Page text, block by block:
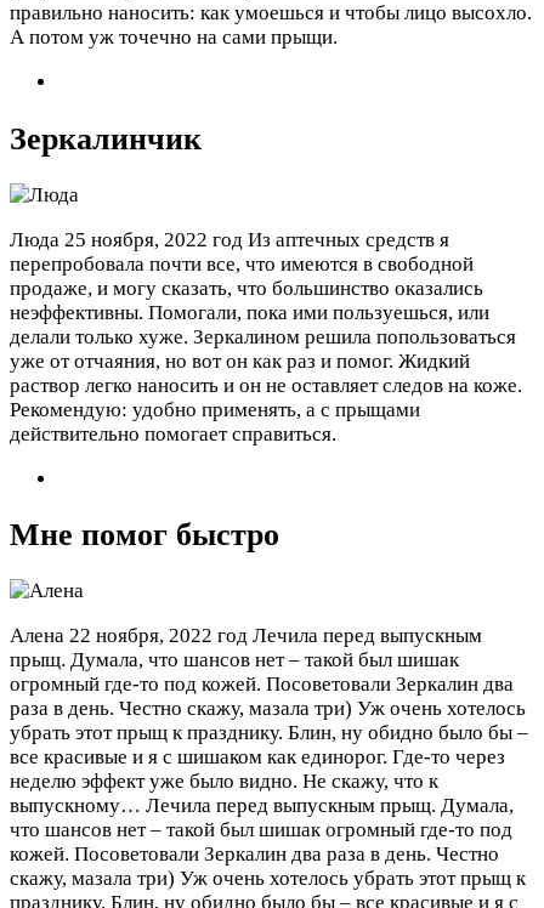
правильно наносить: как умоешься и чтобы лицо высохло.
А потом уж точечно на сами прыщи.
Зеркалинчик
Люда 25 ноября, 2022 год Из аптечных средств я
перепробовала почти все, что имеются в свободной
продаже, и могу сказать, что большинство оказались
неэффективны. Помогали, пока ими пользуешься, или
делали только хуже. Зеркалином решила попользоваться
уже от отчаяния, но вот он как раз и помог. Жидкий
раствор легко наносить и он не оставляет следов на коже.
Рекомендую: удобно применять, а с прыщами
действительно помогает справиться.
Мне помог быстро
Алена 22 ноября, 2022 год Лечила перед выпускным
прыщ. Думала, что шансов нет – такой был шишак
огромный где-то под кожей. Посоветовали Зеркалин два
раза в день. Честно скажу, мазала три) Уж очень хотелось
убрать этот прыщ к празднику. Блин, ну обидно было бы –
все красивые и я с шишаком как единорог. Где-то через
неделю эффект уже было видно. Не скажу, что к
выпускному… Лечила перед выпускным прыщ. Думала,
что шансов нет – такой был шишак огромный где-то под
кожей. Посоветовали Зеркалин два раза в день. Честно
скажу, мазала три) Уж очень хотелось убрать этот прыщ к
празднику. Блин, ну обидно было бы – все красивые и я с